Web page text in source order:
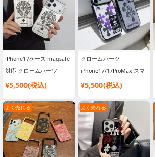
iPhone17ケース magsafe
対応 クロームハーツ
iphone17pro/17promax
型 マグネット吸着
Chrome Hearts
iPhone16/16pro ケース 高
品質 男女兼用 ブランド
iphone15/14pro ケース メ
¥5,500(税込)
クロームハーツ
iPhone17/17ProMax スマ
ホケース CHクロスロゴ レ
ゃれ iPhone16/16Pro ケー
ス ストリートブランド
iPhone15/14/13ケース
¥5,500(税込)
よく売れる よく売れる